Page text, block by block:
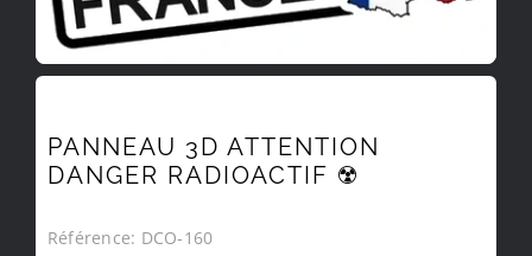
PANNEAU 3D ATTENTION
DANGER RADIOACTIF ☢️
Référence: DCO-160